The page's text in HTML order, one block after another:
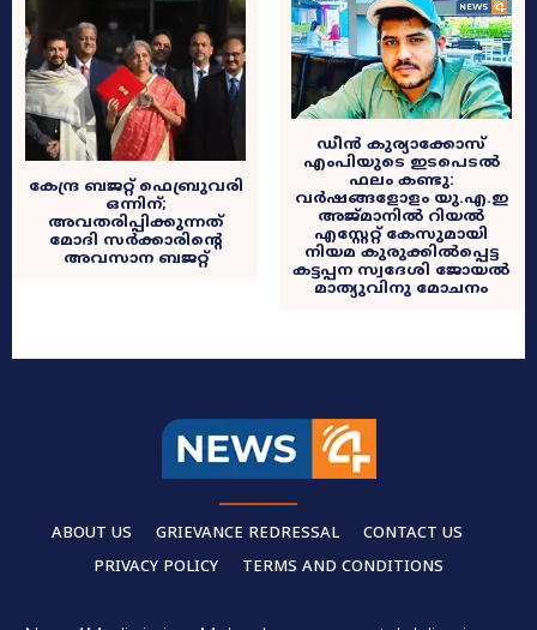
കേന്ദ്ര ബജറ്റ് ഫെബ്രുവരി
ഒന്നിന്;
അവതരിപ്പിക്കുന്നത്
മോദി സർക്കാരിന്റെ
അവസാന ബജറ്റ്
ഡീൻ കുര്യാക്കോസ്
എംപിയുടെ ഇടപെടൽ
ഫലം കണ്ടു:
വർഷങ്ങളോളം യു.എ.ഇ
അജ്മാനിൽ റിയൽ
എസ്റ്റേറ്റ് കേസുമായി
നിയമ കുരുക്കിൽപ്പെട്ട
കട്ടപ്പന സ്വദേശി ജോയൽ
മാത്യുവിനു മോചനം
ABOUT US GRIEVANCE REDRESSAL
CONTACT US
PRIVACY POLICY
TERMS AND CONDITIONS